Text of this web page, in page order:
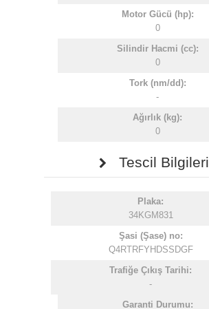
Motor Gücü (hp):
0
Silindir Hacmi (cc):
0
Tork (nm/dd):
-
Ağırlık (kg):
0
Tescil Bilgileri
Plaka:
34KGM831
Şasi (Şase) no:
Q4RTRFYHDSSDGF
Trafiğe Çıkış Tarihi:
-
Garanti Durumu: